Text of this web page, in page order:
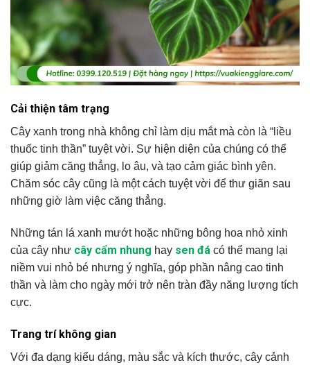
Cải thiện tâm trạng
Cây xanh trong nhà không chỉ làm dịu mắt mà còn là “liều
thuốc tinh thần” tuyệt vời. Sự hiện diện của chúng có thể
giúp giảm căng thẳng, lo âu, và tạo cảm giác bình yên.
Chăm sóc cây cũng là một cách tuyệt vời để thư giãn sau
những giờ làm việc căng thẳng.
Những tán lá xanh mướt hoặc những bông hoa nhỏ xinh
của cây như cây cẩm nhung hay sen đá có thể mang lại
niềm vui nhỏ bé nhưng ý nghĩa, góp phần nâng cao tinh
thần và làm cho ngày mới trở nên tràn đầy năng lượng tích
cực.
Trang trí không gian
Với đa dạng kiểu dáng, màu sắc và kích thước, cây cảnh